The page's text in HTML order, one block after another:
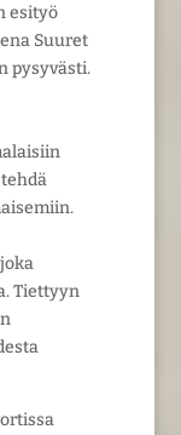
esityö
Suuret
pysyvästi.
Tiettyyn